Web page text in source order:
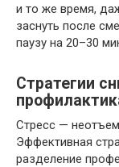
и то же время,
заснуть после
паузу на 20–30
Стратегии
Стресс —
Эффективная
разделение